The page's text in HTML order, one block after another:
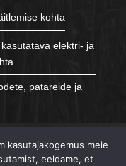
kohta
elektri- ja
patareide ja
kasutajakogemus meie
eeldame, et